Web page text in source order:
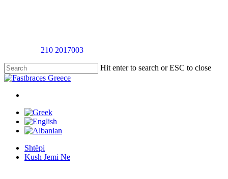
210 2017003
Hit enter to search or ESC to close
Close
Menu
Menu
Shtëpi
Kush Jemi Ne